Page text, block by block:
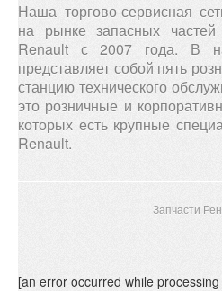
Наша торгово-сервисная
на рынке запасных
Renault с 2007 года. В
представляет собой пять
станцию технического
это розничные и
которых есть крупные
Renault.
Запчасти
[an error occurred while